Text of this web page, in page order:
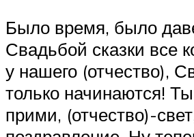
Было время, было
Свадьбой сказки все
у нашего (отчество),
только начинаются!
прими, (отчество)-